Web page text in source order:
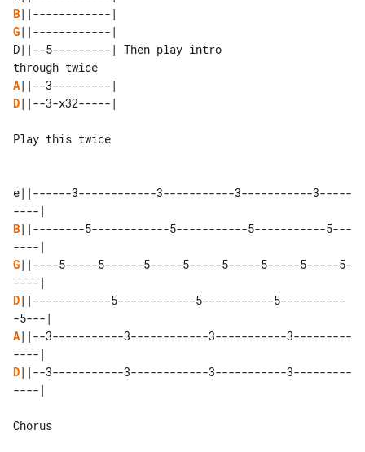
B
G||------------|
D||--5---------| Then play intro
A
D||--3-x32-----|
Play this twice
e||------3------------3-----------3-----------3-----
B||--------5------------5-----------5-----------5---
G||----5-----5------5-----5-----5-----5-----5-----5-
D||------------5------------5-----------5----------
A||--3-----------3------------3-----------3---------
D||--3-----------3------------3-----------3---------
----|
Chorus